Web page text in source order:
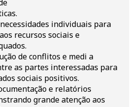
individuais para
recursos sociais e
de conflitos e medi a
as partes interessadas para
sociais positivos.
e relatórios
grande atenção aos